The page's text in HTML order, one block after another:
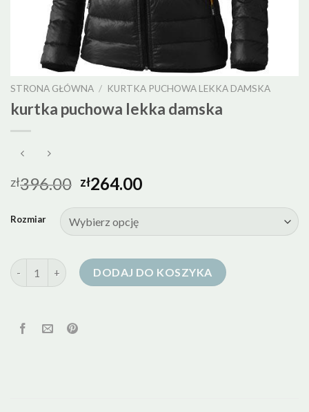
STRONA GŁÓWNA / KURTKA PUCHOWA LEKKA DAMSKA
kurtka puchowa lekka damska
zł396.00 zł264.00
Rozmiar
ilość kurtka puchowa lekka damska
DODAJ DO KOSZYKA